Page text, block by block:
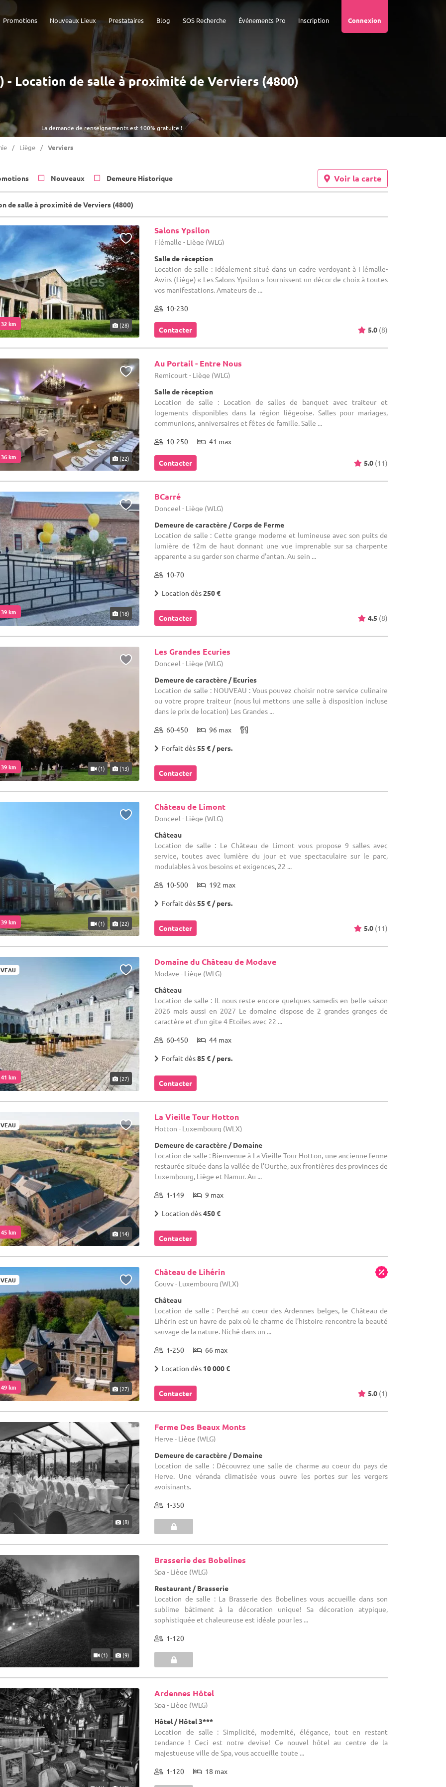
Connexion
Inscription
Événements Pro
SOS Recherche
Blog
Prestataires
Nouveaux Lieux
Promotions
La demande de renseignements est 100% gratuite !
- Location de salle à proximité de Verviers (4800)
Liège Verviers
Nouveaux Demeure Historique Voir la carte
de salle à proximité de Verviers (4800)
km (28)
Salons Ypsilon
Flémalle - Liège (WLG)
Salle de réception
Location de salle : Idéalement situé dans un cadre verdoyant à Flémalle-
Awirs (Liège) « Les Salons Ypsilon » fournissent un décor de choix à toutes
vos manifestations. Amateurs de ...
10-230
Contacter 5.0 (8)
km (22)
Au Portail - Entre Nous
Remicourt - Liège (WLG)
Salle de réception
Location de salle : Location de salles de banquet avec traiteur et
logements disponibles dans la région liégeoise. Salles pour mariages,
communions, anniversaires et fêtes de famille. Salle ...
10-250 41 max
Contacter 5.0 (11)
km (18)
BCarré
Donceel - Liège (WLG)
Demeure de caractère / Corps de Ferme
Location de salle : Cette grange moderne et lumineuse avec son puits de
lumière de 12m de haut donnant une vue imprenable sur sa charpente
apparente a su garder son charme d'antan. Au sein ...
10-70
Location dès250 €
Contacter 4.5 (8)
km (1) (13)
Les Grandes Ecuries
Donceel - Liège (WLG)
Demeure de caractère / Ecuries
Location de salle : NOUVEAU : Vous pouvez choisir notre service culinaire
ou votre propre traiteur (nous lui mettons une salle à disposition incluse
dans le prix de location) Les Grandes ...
60-450 96 max
Forfait dès55 € / pers.
Contacter
km (1) (22)
Château de Limont
Donceel - Liège (WLG)
Château
Location de salle : Le Château de Limont vous propose 9 salles avec
service, toutes avec lumière du jour et vue spectaculaire sur le parc,
modulables à vos besoins et exigences, 22 ...
10-500 192 max
Forfait dès55 € / pers.
Contacter 5.0 (11)
km (27)
Domaine du Château de Modave
Modave - Liège (WLG)
Château
Location de salle : IL nous reste encore quelques samedis en belle saison
2026 mais aussi en 2027 Le domaine dispose de 2 grandes granges de
caractère et d’un gite 4 Etoiles avec 22 ...
60-450 44 max
Forfait dès85 € / pers.
Contacter
km (14)
La Vieille Tour Hotton
Hotton - Luxembourg (WLX)
Demeure de caractère / Domaine
Location de salle : Bienvenue à La Vieille Tour Hotton, une ancienne ferme
restaurée située dans la vallée de l’Ourthe, aux frontières des provinces de
Luxembourg, Liège et Namur. Au ...
1-149 9 max
Location dès450 €
Contacter
km (27)
Château de Lihérin
Gouvy - Luxembourg (WLX)
Château
Location de salle : Perché au cœur des Ardennes belges, le Château de
Lihérin est un havre de paix où le charme de l’histoire rencontre la beauté
sauvage de la nature. Niché dans un ...
1-250 66 max
Location dès 10 000 €
Contacter 5.0 (1)
(8)
Ferme Des Beaux Monts
Herve - Liège (WLG)
Demeure de caractère / Domaine
Location de salle : Découvrez une salle de charme au coeur du pays de
Herve. Une véranda climatisée vous ouvre les portes sur les vergers
avoisinants.
1-350
(1) (9)
Brasserie des Bobelines
Spa - Liège (WLG)
Restaurant / Brasserie
Location de salle : La Brasserie des Bobelines vous accueille dans son
sublime bâtiment à la décoration unique! Sa décoration atypique,
sophistiquée et chaleureuse est idéale pour les ...
1-120
Ardennes Hôtel
Spa - Liège (WLG)
Hôtel / Hôtel 3***
Location de salle : Simplicité, modernité, élégance, tout en restant
tendance ! Ceci est notre devise! Ce nouvel hôtel au centre de la
majestueuse ville de Spa, vous accueille toute ...
1-120 18 max